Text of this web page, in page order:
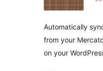
Automatically
from your
on your